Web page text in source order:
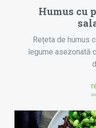
Humus cu
Rețeta de humus
legume asezonată